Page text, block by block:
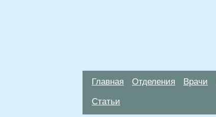
Главная Отделения Врачи
Статьи